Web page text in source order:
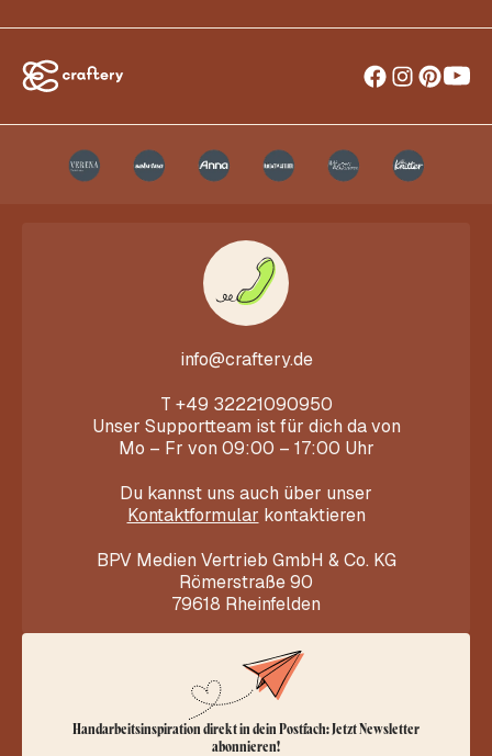
info@craftery.de
T +49 32221090950
Unser Supportteam ist für dich da von
Mo – Fr von 09:00 – 17:00 Uhr
Du kannst uns auch über unser
Kontaktformular kontaktieren
BPV Medien Vertrieb GmbH & Co. KG
Römerstraße 90
79618 Rheinfelden
Handarbeitsinspiration direkt in dein Postfach: Jetzt Newsletter
abonnieren!